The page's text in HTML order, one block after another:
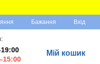
Бажання Вхід
Мій кошик